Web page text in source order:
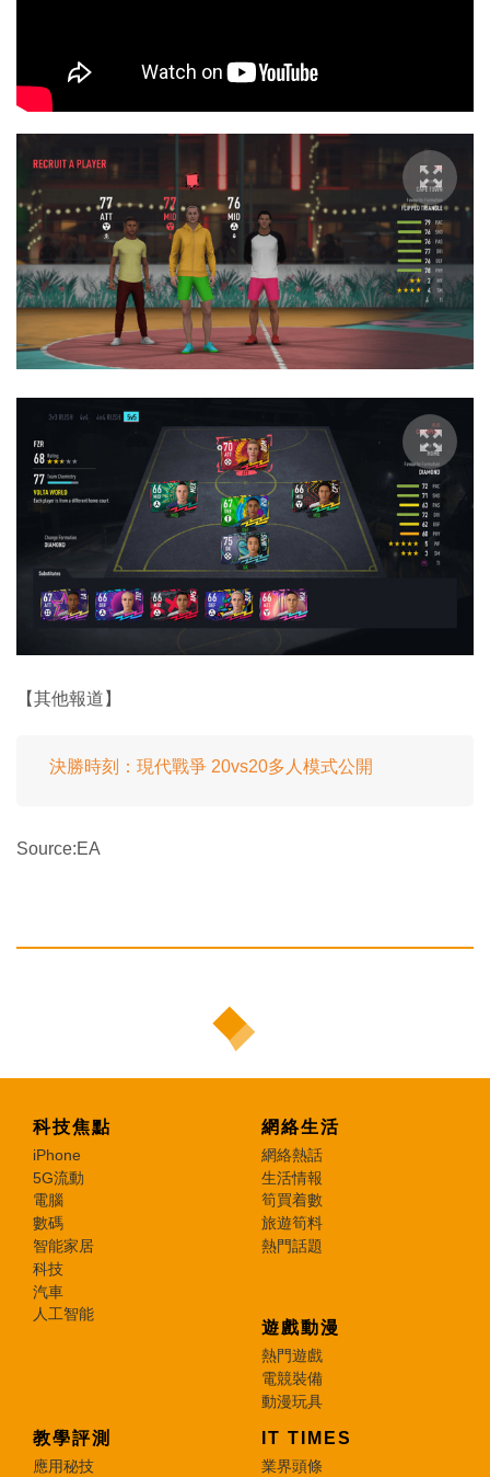
【其他報道】
決勝時刻：現代戰爭 20vs20多人模式公開
Source:EA
科技焦點
iPhone
5G流動
電腦
數碼
智能家居
科技
汽車
人工智能
網絡生活
網絡熱話
生活情報
筍買着數
旅遊筍料
熱門話題
遊戲動漫
熱門遊戲
電競裝備
動漫玩具
教學評測
應用秘技
IT TIMES
業界頭條